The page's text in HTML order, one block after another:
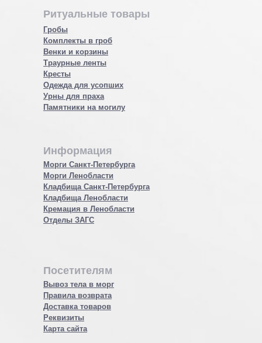
Ритуальные товары
Гробы
Комплекты в гроб
Венки и корзины
Траурные ленты
Кресты
Одежда для усопших
Урны для праха
Памятники на могилу
Посетителям
Вывоз тела в морг
Правила возврата
Доставка товаров
Реквизиты
Карта сайта
Информация
Морги Санкт-Петербурга
Морги Ленобласти
Кладбища Санкт-Петербурга
Кладбища Ленобласти
Кремация в Ленобласти
Отделы ЗАГС